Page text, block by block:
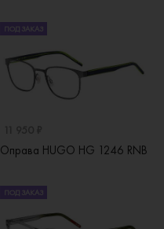
ПОД ЗАКАЗ
Оправа HUGO HG 1246 RNB
ПОД ЗАКАЗ